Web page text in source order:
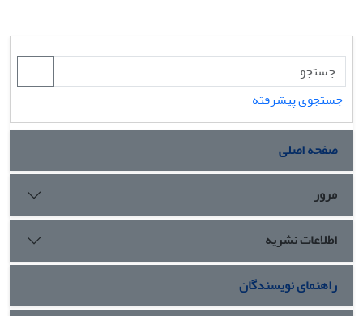
جستجوی پیشرفته
صفحه اصلی
مرور
اطلاعات نشریه
راهنمای نویسندگان